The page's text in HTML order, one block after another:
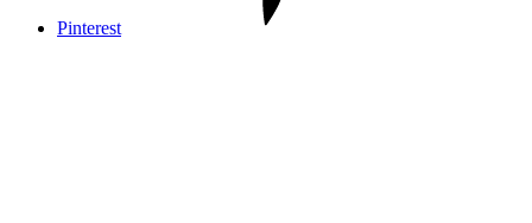
Pinterest